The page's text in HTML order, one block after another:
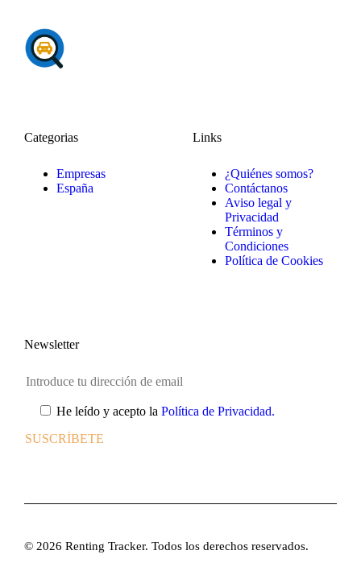
Categorias
Empresas
España
Links
¿Quiénes somos?
Contáctanos
Aviso legal y
Privacidad
Términos y
Condiciones
Política de Cookies
Newsletter
He leído y acepto la Política de Privacidad.
© 2026 Renting Tracker. Todos los derechos reservados.